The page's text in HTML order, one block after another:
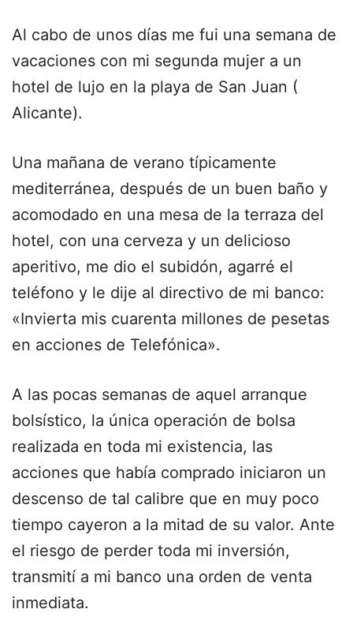
Al cabo de unos días me fui una semana de
vacaciones con mi segunda mujer a un
hotel de lujo en la playa de San Juan (
Alicante).
Una mañana de verano típicamente
mediterránea, después de un buen baño y
acomodado en una mesa de la terraza del
hotel, con una cerveza y un delicioso
aperitivo, me dio el subidón, agarré el
teléfono y le dije al directivo de mi banco:
«Invierta mis cuarenta millones de pesetas
en acciones de Telefónica».
A las pocas semanas de aquel arranque
bolsístico, la única operación de bolsa
realizada en toda mi existencia, las
acciones que había comprado iniciaron un
descenso de tal calibre que en muy poco
tiempo cayeron a la mitad de su valor. Ante
el riesgo de perder toda mi inversión,
transmití a mi banco una orden de venta
inmediata.